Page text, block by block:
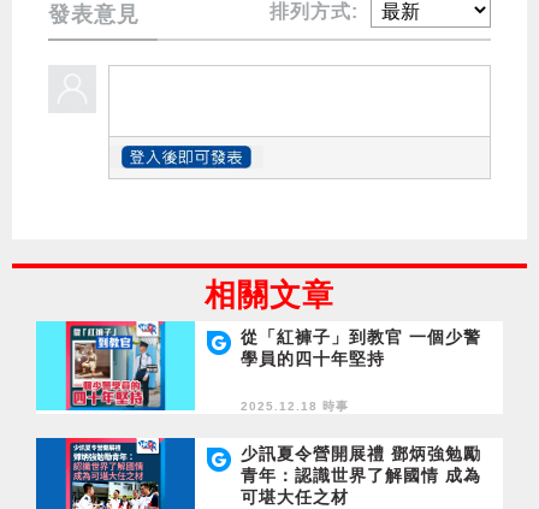
發表意見 排列方式:
相關文章
從「紅褲子」到教官 一個少警
學員的四十年堅持
2025.12.18 時事
少訊夏令營開展禮 鄧炳強勉勵
青年：認識世界了解國情 成為
可堪大任之材